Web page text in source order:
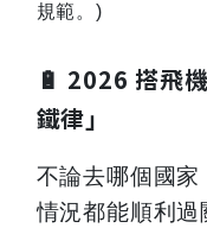
規範。)
🔋 2026 搭飛
鐵律」
不論去哪個國
情況都能順利過